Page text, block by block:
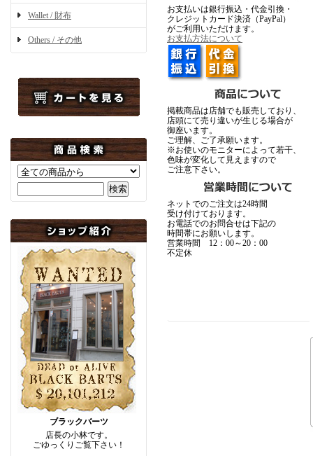
Wallet / 財布
Others / その他
ブラックバーツ
店長の小林です。
ごゆっくりご覧下さい！
お支払いは銀行振込・代金引換・
クレジットカード決済（PayPal）
がご利用いただけます。
お支払方法について
掲載商品は店舗でも販売しており、
店頭にて売り違いが生じる場合が
御座います。
ご理解、ご了承願います。
※お使いのモニターによって若干、
色味が変化して見えますので
ご注意下さい。
ネットでのご注文は24時間
受け付けております。
お電話でのお問合せは下記の
時間帯にお願いします。
営業時間 12：00～20：00
不定休